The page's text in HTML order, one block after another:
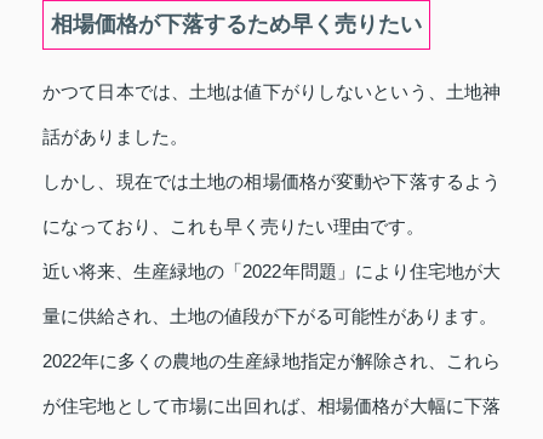
相場価格が下落するため早く売りたい
かつて日本では、土地は値下がりしないという、土地神
話がありました。
しかし、現在では土地の相場価格が変動や下落するよう
になっており、これも早く売りたい理由です。
近い将来、生産緑地の「2022年問題」により住宅地が大
量に供給され、土地の値段が下がる可能性があります。
2022年に多くの農地の生産緑地指定が解除され、これら
が住宅地として市場に出回れば、相場価格が大幅に下落